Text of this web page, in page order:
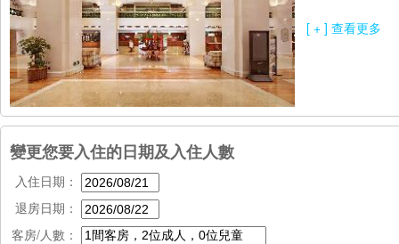
[ + ] 查看更多
變更您要入住的日期及入住人數
入住日期：
退房日期：
客房/人數：